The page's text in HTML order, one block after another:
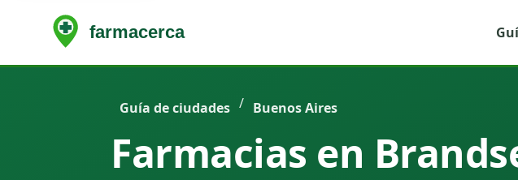
Guía de ciudades / Buenos Aires
Farmacias en